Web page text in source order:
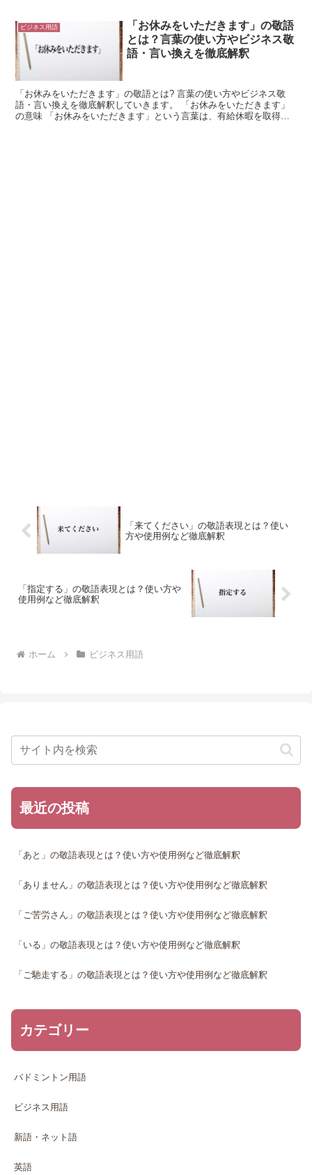
ビジネス用語
「お休みをいただきます」の敬語
とは？言葉の使い方やビジネス敬
語・言い換えを徹底解釈
「お休みをいただきます」の敬語とは? 言葉の使い方やビジネス敬
語・言い換えを徹底解釈していきます。 「お休みをいただきます」
の意味 「お休みをいただきます」という言葉は、有給休暇を取得す
「来てください」の敬語表現とは？使い
方や使用例など徹底解釈
「指定する」の敬語表現とは？使い方や
使用例など徹底解釈
ホーム ビジネス用語
最近の投稿
「あと」の敬語表現とは？使い方や使用例など徹底解釈
「ありません」の敬語表現とは？使い方や使用例など徹底解釈
「ご苦労さん」の敬語表現とは？使い方や使用例など徹底解釈
「いる」の敬語表現とは？使い方や使用例など徹底解釈
「ご馳走する」の敬語表現とは？使い方や使用例など徹底解釈
カテゴリー
バドミントン用語
ビジネス用語
新語・ネット語
英語